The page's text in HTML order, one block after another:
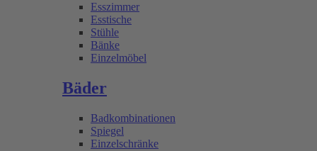
Esszimmer
Esstische
Stühle
Bänke
Einzelmöbel
Bäder
Badkombinationen
Spiegel
Einzelschränke